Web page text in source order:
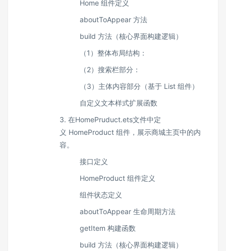
Home 组件定义
aboutToAppear 方法
build 方法（核心界面构建逻辑）
（1）整体布局结构：
（2）搜索栏部分：
（3）主体内容部分（基于 List 组件）
自定义文本样式扩展函数
3. 在HomePruduct.ets文件中定
义 HomeProduct 组件，展示商城主页中的内
容。
接口定义
HomeProduct 组件定义
组件状态定义
aboutToAppear 生命周期方法
getItem 构建函数
build 方法（核心界面构建逻辑）